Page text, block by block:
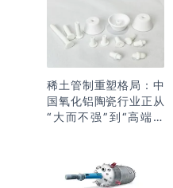
稀土管制重塑格局：中
国氧化铝陶瓷行业正从
“大而不强”到“高端突